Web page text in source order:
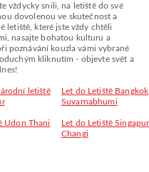
vždycky snili, na letiště do své
dovolenou ve skutečnost a
letiště, které jste vždy chtěli
nasajte bohatou kulturu a
poznávání kouzla vámi vybrané
kliknutím - objevte svět a
letiště
Let do Letiště Bangkok
Suvarnabhumi
Udon Thani
Let do Letiště Singapur
Changi